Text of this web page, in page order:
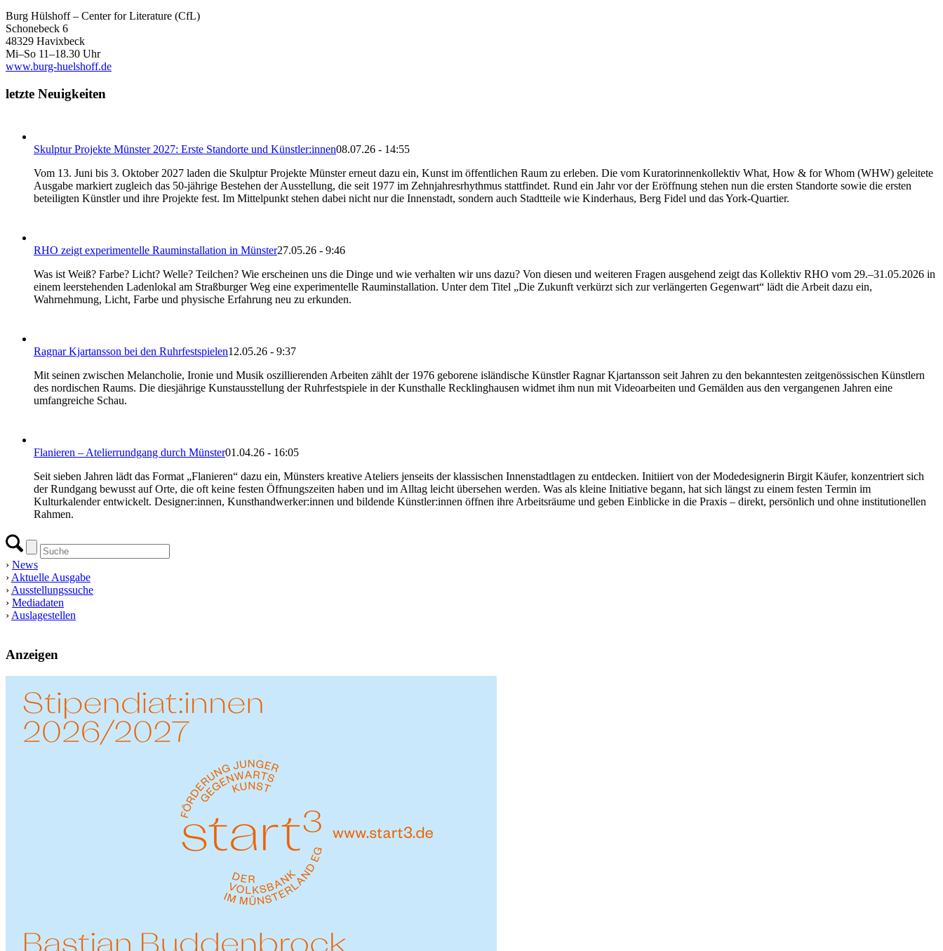
Burg Hülshoff – Center for Literature (CfL)
Schonebeck 6
48329 Havixbeck
Mi–So 11–18.30 Uhr
www.burg-huelshoff.de
letzte Neuigkeiten
Skulptur Projekte Münster 2027: Erste Standorte und Künstler:innen08.07.26 - 14:55
Vom 13. Juni bis 3. Oktober 2027 laden die Skulptur Projekte Münster erneut dazu ein, Kunst im öffentlichen Raum zu erleben. Die vom Kuratorinnenkollektiv What, How & for Whom (WHW) geleitete
Ausgabe markiert zugleich das 50-jährige Bestehen der Ausstellung, die seit 1977 im Zehnjahresrhythmus stattfindet. Rund ein Jahr vor der Eröffnung stehen nun die ersten Standorte sowie die ersten
beteiligten Künstler und ihre Projekte fest. Im Mittelpunkt stehen dabei nicht nur die Innenstadt, sondern auch Stadtteile wie Kinderhaus, Berg Fidel und das York-Quartier.
RHO zeigt experimentelle Rauminstallation in Münster27.05.26 - 9:46
Was ist Weiß? Farbe? Licht? Welle? Teilchen? Wie erscheinen uns die Dinge und wie verhalten wir uns dazu? Von diesen und weiteren Fragen ausgehend zeigt das Kollektiv RHO vom 29.–31.05.2026 in
einem leerstehenden Ladenlokal am Straßburger Weg eine experimentelle Rauminstallation. Unter dem Titel „Die Zukunft verkürzt sich zur verlängerten Gegenwart“ lädt die Arbeit dazu ein,
Wahrnehmung, Licht, Farbe und physische Erfahrung neu zu erkunden.
Ragnar Kjartansson bei den Ruhrfestspielen12.05.26 - 9:37
Mit seinen zwischen Melancholie, Ironie und Musik oszillierenden Arbeiten zählt der 1976 geborene isländische Künstler Ragnar Kjartansson seit Jahren zu den bekanntesten zeitgenössischen Künstlern
des nordischen Raums. Die diesjährige Kunstausstellung der Ruhrfestspiele in der Kunsthalle Recklinghausen widmet ihm nun mit Videoarbeiten und Gemälden aus den vergangenen Jahren eine
umfangreiche Schau.
Flanieren – Atelierrundgang durch Münster01.04.26 - 16:05
Seit sieben Jahren lädt das Format „Flanieren“ dazu ein, Münsters kreative Ateliers jenseits der klassischen Innenstadtlagen zu entdecken. Initiiert von der Modedesignerin Birgit Käufer, konzentriert sich
der Rundgang bewusst auf Orte, die oft keine festen Öffnungszeiten haben und im Alltag leicht übersehen werden. Was als kleine Initiative begann, hat sich längst zu einem festen Termin im
Kulturkalender entwickelt. Designer:innen, Kunsthandwerker:innen und bildende Künstler:innen öffnen ihre Arbeitsräume und geben Einblicke in die Praxis – direkt, persönlich und ohne institutionellen
Rahmen.
› News
› Aktuelle Ausgabe
› Ausstellungssuche
› Mediadaten
› Auslagestellen
Anzeigen